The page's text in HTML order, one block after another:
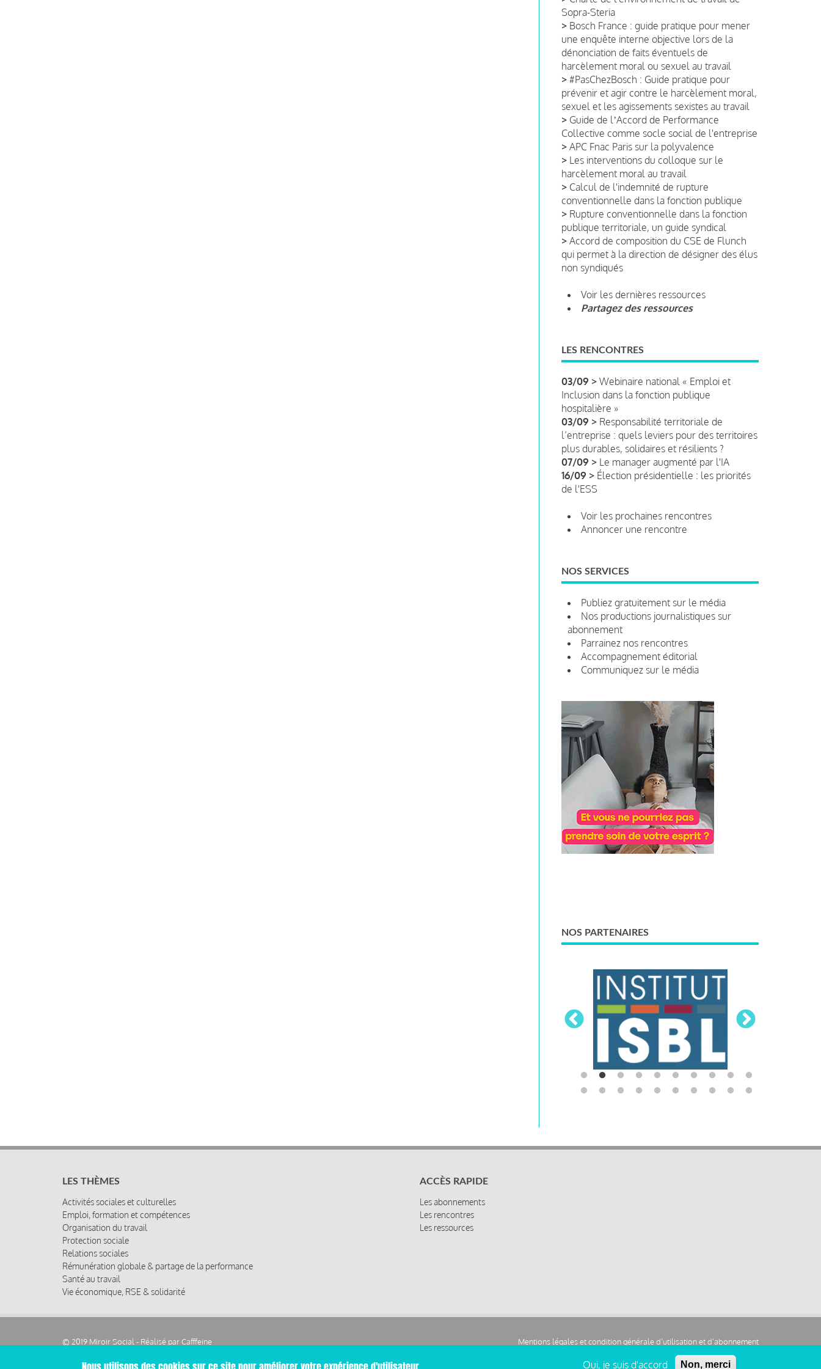
Sopra-Steria
> Bosch France : guide pratique pour mener
une enquête interne objective lors de la
dénonciation de faits éventuels de
harcèlement moral ou sexuel au travail
> #PasChezBosch : Guide pratique pour
prévenir et agir contre le harcèlement moral,
sexuel et les agissements sexistes au travail
> Guide de lʼAccord de Performance
Collective comme socle social de l'entreprise
> APC Fnac Paris sur la polyvalence
> Les interventions du colloque sur le
harcèlement moral au travail
> Calcul de l'indemnité de rupture
conventionnelle dans la fonction publique
> Rupture conventionnelle dans la fonction
publique territoriale, un guide syndical
> Accord de composition du CSE de Flunch
qui permet à la direction de désigner des élus
non syndiqués
Voir les dernières ressources
Partagez des ressources
LES RENCONTRES
03/09 > Webinaire national « Emploi et
Inclusion dans la fonction publique
hospitalière »
03/09 > Responsabilité territoriale de
l’entreprise : quels leviers pour des territoires
plus durables, solidaires et résilients ?
07/09 > Le manager augmenté par l'IA
16/09 > Élection présidentielle : les priorités
de l'ESS
Voir les prochaines rencontres
Annoncer une rencontre
NOS SERVICES
Publiez gratuitement sur le média
Nos productions journalistiques sur
abonnement
Parrainez nos rencontres
Accompagnement éditorial
Communiquez sur le média
NOS PARTENAIRES
LES THÈMES
Activités sociales et culturelles
Emploi, formation et compétences
Organisation du travail
Protection sociale
Relations sociales
Rémunération globale & partage de la performance
Santé au travail
Vie économique, RSE & solidarité
ACCÈS RAPIDE
Les abonnements
Les rencontres
Les ressources
© 2019 Miroir Social - Réalisé par Cafffeine
Pied
Mentions légales et condition générale d’utilisation et d’abonnement
Oui, je suis d'accord Non, merci